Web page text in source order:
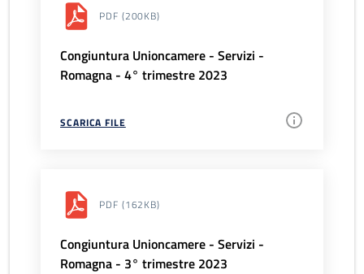
PDF (200KB)
Congiuntura Unioncamere - Servizi -
Romagna - 4° trimestre 2023
SCARICA FILE
PDF (162KB)
Congiuntura Unioncamere - Servizi -
Romagna - 3° trimestre 2023